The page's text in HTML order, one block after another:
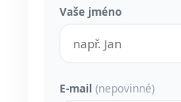
Vaše jméno
E-mail (nepovinné)